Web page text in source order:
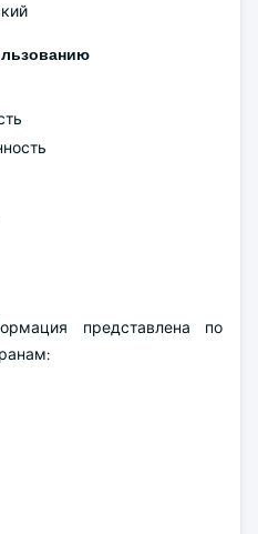
представлена по